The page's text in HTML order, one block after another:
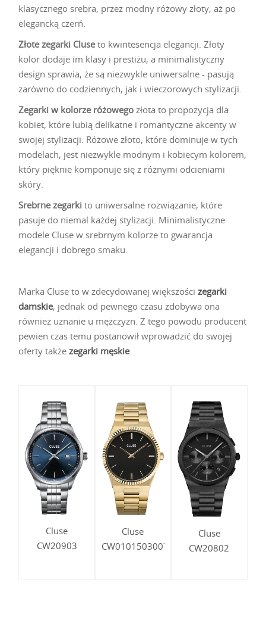
klasycznego srebra, przez modny różowy złoty, aż po
elegancką czerń.
Złote zegarki Cluseto kwintesencja elegancji. Złoty
kolor dodaje im klasy i prestiżu, a minimalistyczny
design sprawia, że są niezwykle uniwersalne - pasują
zarówno do codziennych, jak i wieczorowych stylizacji.
Zegarki w kolorze różowego złota to propozycja dla
kobiet, które lubią delikatne i romantyczne akcenty w
swojej stylizacji. Różowe złoto, które dominuje w tych
modelach, jest niezwykle modnym i kobiecym kolorem,
który pięknie komponuje się z różnymi odcieniami
skóry.
Srebrne zegarki to uniwersalne rozwiązanie, które
pasuje do niemal każdej stylizacji. Minimalistyczne
modele Cluse w srebrnym kolorze to gwarancja
elegancji i dobrego smaku.
Marka Cluse to w zdecydowanej większościzegarki
damskie, jednak od pewnego czasu zdobywa ona
również uznanie u mężczyzn. Z tego powodu producent
pewien czas temu postanowił wprowadzić do swojej
oferty takżezegarki męskie.
Cluse
CW20903
Cluse
CW0101503007
Cluse
CW20802